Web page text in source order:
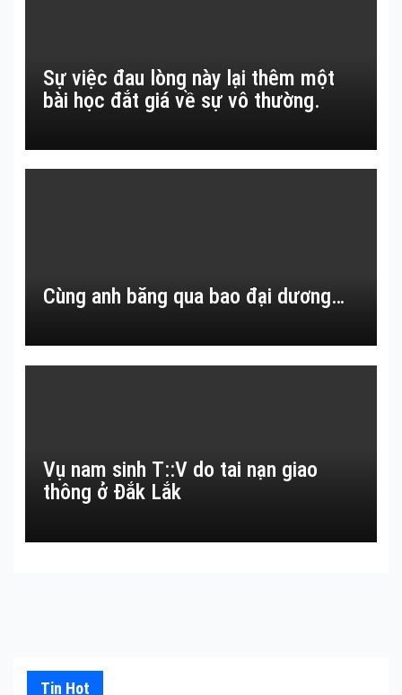
Sự việc đau lòng này lại thêm một
bài học đắt giá về sự vô thường.
Cùng anh băng qua bao đại dương…
Vụ nam sinh T::V do tai nạn giao
thông ở Đắk Lắk
Tin Hot